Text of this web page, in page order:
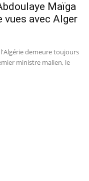
Maïga
vues avec Alger
demeure toujours
ministre malien, le